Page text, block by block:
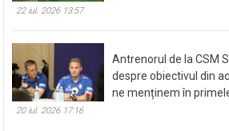
22 iul. 2026 13:57
Antrenorul de la CSM
despre obiectivul din
ne menținem în
20 iul. 2026 17:16